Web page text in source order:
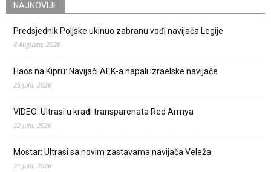
NAJNOVIJE
Predsjednik Poljske ukinuo zabranu vođi navijača Legije
4 Augusta, 2026
Haos na Kipru: Navijači AEK-a napali izraelske navijače
25 Jula, 2026
VIDEO: Ultrasi u krađi transparenata Red Armya
22 Jula, 2026
Mostar: Ultrasi sa novim zastavama navijača Veleža
21 Jula, 2026